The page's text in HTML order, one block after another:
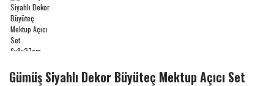
Gümüş Siyahlı Dekor Büyüteç Mektup Açıcı Set